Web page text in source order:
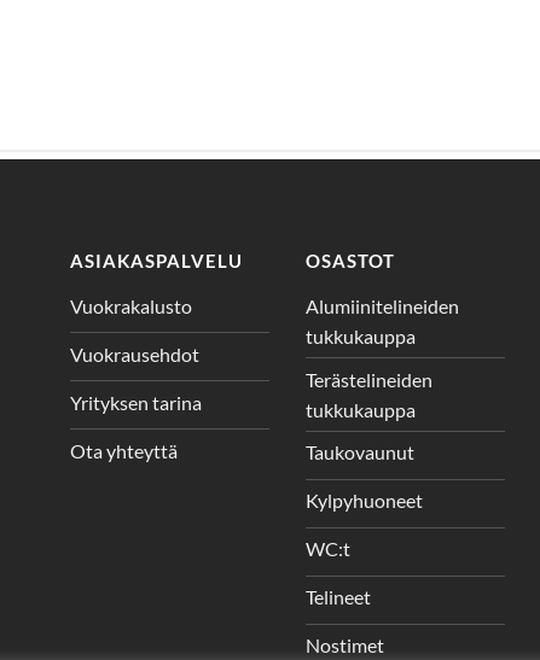
ASIAKASPALVELU
Vuokrakalusto
Vuokrausehdot
Yrityksen tarina
Ota yhteyttä
OSASTOT
Alumiinitelineiden
tukkukauppa
Terästelineiden
tukkukauppa
Taukovaunut
Kylpyhuoneet
WC:t
Telineet
Nostimet